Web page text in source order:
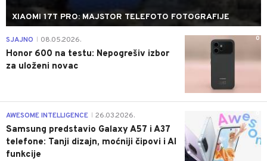
XIAOMI 17T PRO: MAJSTOR TELEFOTO FOTOGRAFIJE
0
SJAJNO 08.05.2026.
Honor 600 na testu: Nepogrešiv izbor
za uloženi novac
AWESOME INTELLIGENCE 26.03.2026.
Samsung predstavio Galaxy A57 i A37
telefone: Tanji dizajn, moćniji čipovi i AI
funkcije